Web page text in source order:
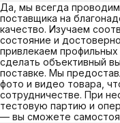
Да, мы всегда
поставщика на
качество. Изучаем
состояние и
привлекаем
сделать объективный
поставке. Мы
фото и видео товара,
сотрудничестве. При
тестовую партию и
— вы сможете